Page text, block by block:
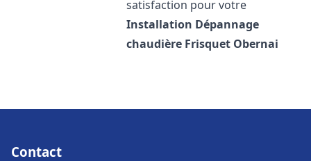
satisfaction pour votre
Installation Dépannage
chaudière Frisquet Obernai
Contact